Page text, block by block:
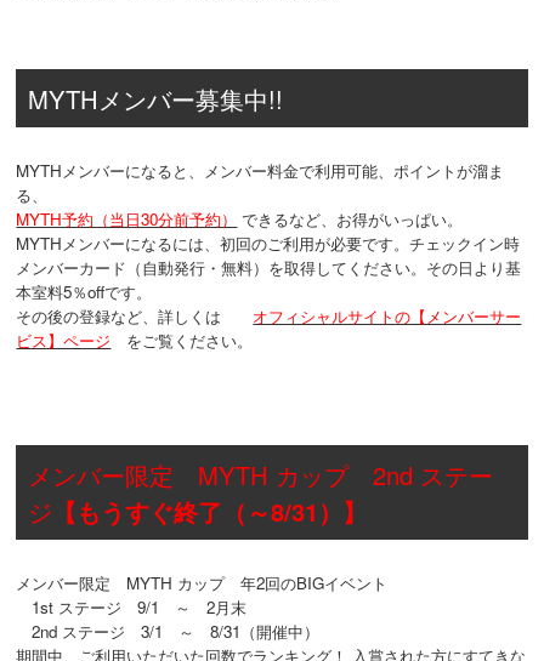
MYTHメンバー募集中!!
MYTHメンバーになると、メンバー料金で利用可能、ポイントが溜ま
る、
MYTH予約（当日30分前予約）
できるなど、お得がいっぱい。
MYTHメンバーになるには、初回のご利用が必要です。チェックイン時
メンバーカード（自動発行・無料）を取得してください。その日より基
本室料5％offです。
その後の登録など、詳しくは オフィシャルサイトの【メンバーサー
ビス】ページ をご覧ください。
メンバー限定 MYTH カップ 2nd ステー
ジ 【もうすぐ終了（～8/31）】
メンバー限定 MYTH カップ 年2回のBIGイベント
1st ステージ 9/1 ～ 2月末
2nd ステージ 3/1 ～ 8/31（開催中）
期間中、ご利用いただいた回数でランキング！ 入賞された方にすてきな